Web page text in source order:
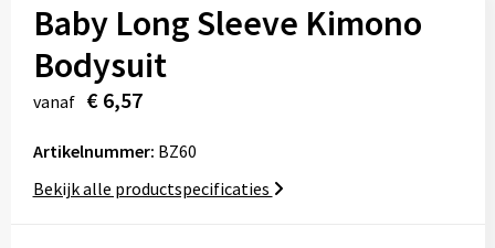
Handdoeken & Dekens
Kinderkleding
Tassen
Relatiegeschenken
Baby Long Sleeve Kimono
Bodysuit
vanaf € 6,57
Artikelnummer: BZ60
Bekijk alle productspecificaties